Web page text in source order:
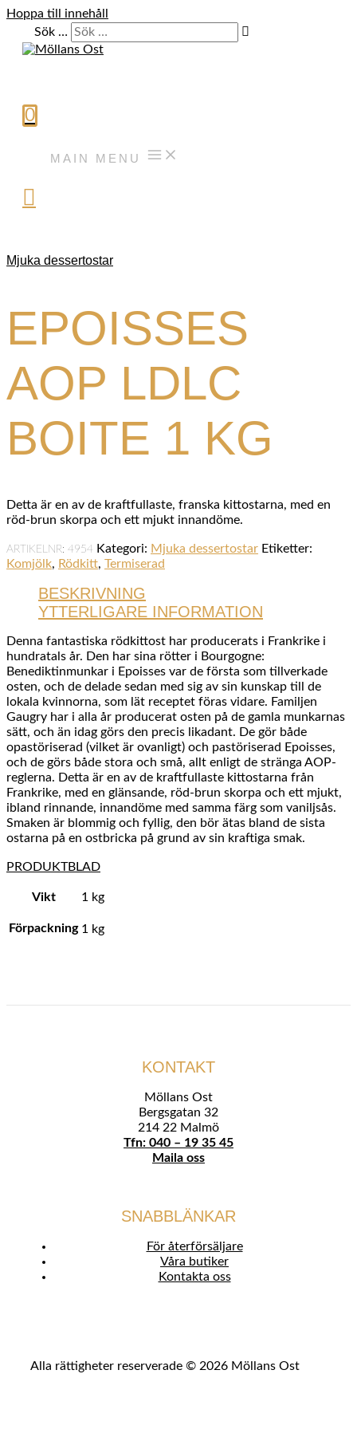
Hoppa till innehåll
Sök …
0
MAIN MENU
Mjuka dessertostar
EPOISSES
AOP LDLC
BOITE 1 KG
Detta är en av de kraftfullaste, franska kittostarna, med en
röd-brun skorpa och ett mjukt innandöme.
ARTIKELNR: 4954 Kategori: Mjuka dessertostar Etiketter:
Komjölk, Rödkitt, Termiserad
BESKRIVNING
YTTERLIGARE INFORMATION
Denna fantastiska rödkittost har producerats i Frankrike i
hundratals år. Den har sina rötter i Bourgogne:
Benediktinmunkar i Epoisses var de första som tillverkade
osten, och de delade sedan med sig av sin kunskap till de
lokala kvinnorna, som lät receptet föras vidare. Familjen
Gaugry har i alla år producerat osten på de gamla munkarnas
sätt, och än idag görs den precis likadant. De gör både
opastöriserad (vilket är ovanligt) och pastöriserad Epoisses,
och de görs både stora och små, allt enligt de stränga AOP-
reglerna. Detta är en av de kraftfullaste kittostarna från
Frankrike, med en glänsande, röd-brun skorpa och ett mjukt,
ibland rinnande, innandöme med samma färg som vaniljsås.
Smaken är blommig och fyllig, den bör ätas bland de sista
ostarna på en ostbricka på grund av sin kraftiga smak.
PRODUKTBLAD
Vikt 1 kg
Förpackning 1 kg
KONTAKT
Möllans Ost
Bergsgatan 32
214 22 Malmö
Tfn: 040 – 19 35 45
Maila oss
SNABBLÄNKAR
För återförsäljare
Våra butiker
Kontakta oss
Alla rättigheter reserverade © 2026 Möllans Ost